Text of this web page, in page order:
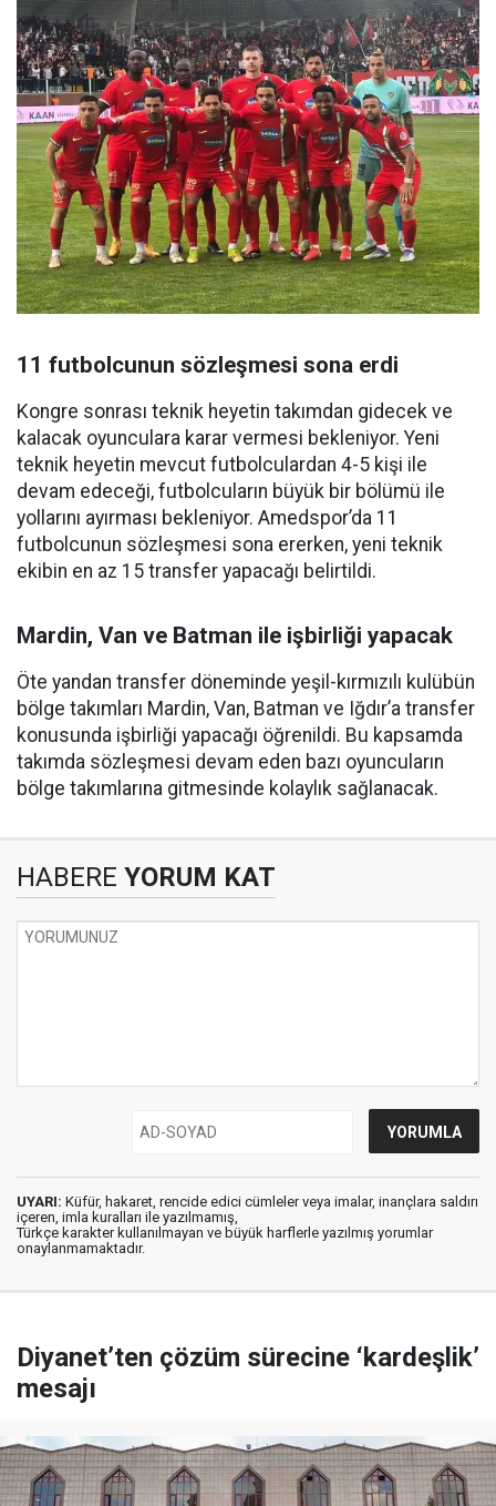
11 futbolcunun sözleşmesi sona erdi
Kongre sonrası teknik heyetin takımdan gidecek ve
kalacak oyunculara karar vermesi bekleniyor. Yeni
teknik heyetin mevcut futbolculardan 4-5 kişi ile
devam edeceği, futbolcuların büyük bir bölümü ile
yollarını ayırması bekleniyor. Amedspor’da 11
futbolcunun sözleşmesi sona ererken, yeni teknik
ekibin en az 15 transfer yapacağı belirtildi.
Mardin, Van ve Batman ile işbirliği yapacak
Öte yandan transfer döneminde yeşil-kırmızılı kulübün
bölge takımları Mardin, Van, Batman ve Iğdır’a transfer
konusunda işbirliği yapacağı öğrenildi. Bu kapsamda
takımda sözleşmesi devam eden bazı oyuncuların
bölge takımlarına gitmesinde kolaylık sağlanacak.
HABERE YORUM KAT
UYARI: Küfür, hakaret, rencide edici cümleler veya imalar, inançlara saldırı
içeren, imla kuralları ile yazılmamış,
Türkçe karakter kullanılmayan ve büyük harflerle yazılmış yorumlar
onaylanmamaktadır.
Diyanet’ten çözüm sürecine ‘kardeşlik’
mesajı